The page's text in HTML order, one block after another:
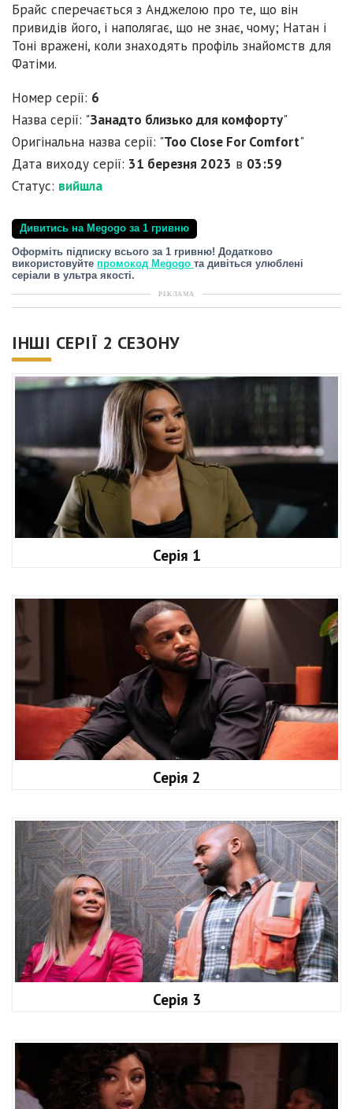
Брайс сперечається з Анджелою про те, що він
привидів його, і наполягає, що не знає, чому; Натан і
Тоні вражені, коли знаходять профіль знайомств для
Фатіми.
Номер серії: 6
Назва серії: "Занадто близько для комфорту"
Оригінальна назва серії: "Too Close For Comfort"
Дата виходу серії: 31 березня 2023 в 03:59
Статус: вийшла
Дивитись на Megogo за 1 гривню
Оформіть підписку всього за 1 гривню! Додатково
використовуйте промокод Megogo та дивіться улюблені
серіали в ультра якості.
РЕКЛАМА
ІНШІ СЕРІЇ 2 СЕЗОНУ
Серія 1
Серія 2
Серія 3